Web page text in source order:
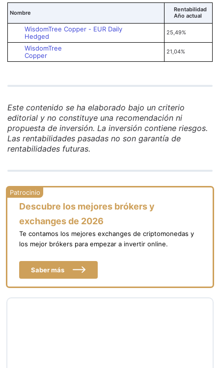
Nombre
Rentabilidad
Año actual
WisdomTree Copper - EUR Daily
Hedged
25,49%
WisdomTree
Copper
21,04%
Este contenido se ha elaborado bajo un criterio
editorial y no constituye una recomendación ni
propuesta de inversión. La inversión contiene riesgos.
Las rentabilidades pasadas no son garantía de
rentabilidades futuras.
Descubre los mejores brókers y
exchanges de 2026
Te contamos los mejores exchanges de criptomonedas y
los mejor brókers para empezar a invertir online.
Saber más